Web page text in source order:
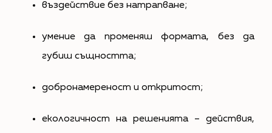
въздействие без натрапване;
умение да променяш формата, без да
губиш същността;
добронамереност и откритост;
екологичност на решенията – действия,